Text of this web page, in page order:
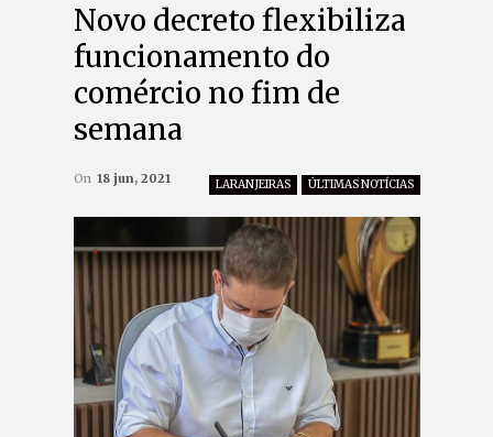
Novo decreto flexibiliza
funcionamento do
comércio no fim de
semana
LARANJEIRAS ÚLTIMAS NOTÍCIAS
On 18 jun, 2021